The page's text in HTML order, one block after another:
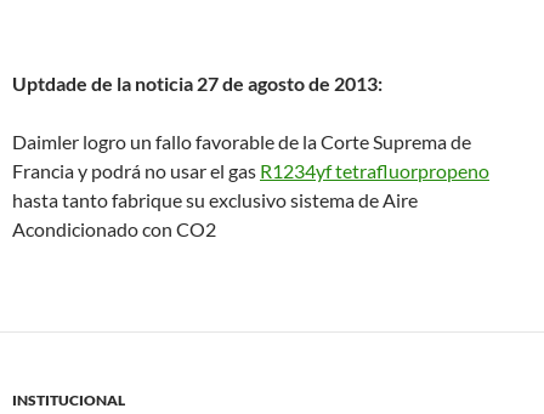
Uptdade de la noticia 27 de agosto de 2013:
Daimler logro un fallo favorable de la Corte Suprema de
Francia y podrá no usar el gas R1234yf tetrafluorpropeno
hasta tanto fabrique su exclusivo sistema de Aire
Acondicionado con CO2
INSTITUCIONAL